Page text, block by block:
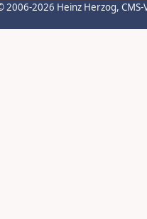
2006-2026 Heinz Herzog,